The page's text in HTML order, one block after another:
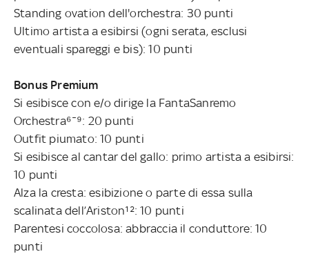
Standing ovation dell'orchestra: 30 punti
Ultimo artista a esibirsi (ogni serata, esclusi
eventuali spareggi e bis): 10 punti
Bonus Premium
Si esibisce con e/o dirige la FantaSanremo
Orchestra⁶¯⁹: 20 punti
Outfit piumato: 10 punti
Si esibisce al cantar del gallo: primo artista a esibirsi:
10 punti
Alza la cresta: esibizione o parte di essa sulla
scalinata dell’Ariston¹²: 10 punti
Parentesi coccolosa: abbraccia il conduttore: 10
punti